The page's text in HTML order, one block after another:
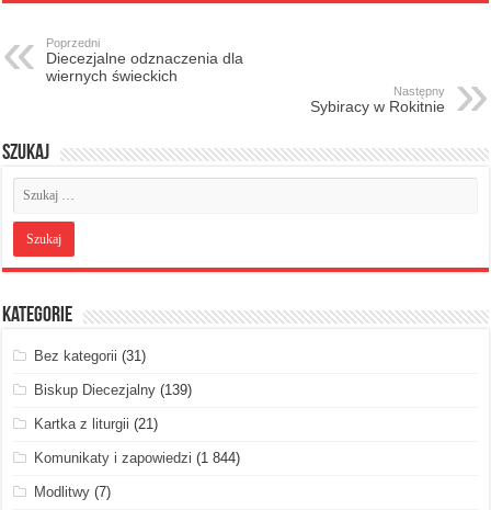
Poprzedni
Diecezjalne odznaczenia dla
wiernych świeckich
Następny
Sybiracy w Rokitnie
Szukaj
Kategorie
Bez kategorii (31)
Biskup Diecezjalny (139)
Kartka z liturgii (21)
Komunikaty i zapowiedzi (1 844)
Modlitwy (7)